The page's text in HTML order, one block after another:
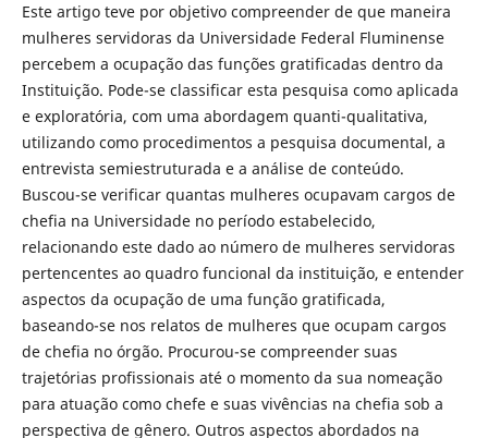
Este artigo teve por objetivo compreender de que maneira
mulheres servidoras da Universidade Federal Fluminense
percebem a ocupação das funções gratificadas dentro da
Instituição. Pode-se classificar esta pesquisa como aplicada
e exploratória, com uma abordagem quanti-qualitativa,
utilizando como procedimentos a pesquisa documental, a
entrevista semiestruturada e a análise de conteúdo.
Buscou-se verificar quantas mulheres ocupavam cargos de
chefia na Universidade no período estabelecido,
relacionando este dado ao número de mulheres servidoras
pertencentes ao quadro funcional da instituição, e entender
aspectos da ocupação de uma função gratificada,
baseando-se nos relatos de mulheres que ocupam cargos
de chefia no órgão. Procurou-se compreender suas
trajetórias profissionais até o momento da sua nomeação
para atuação como chefe e suas vivências na chefia sob a
perspectiva de gênero. Outros aspectos abordados na